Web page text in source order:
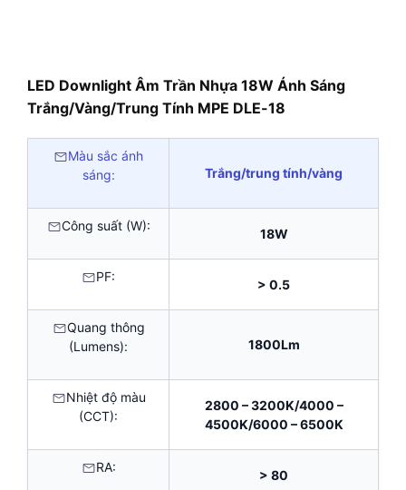
LED Downlight Âm Trần Nhựa 18W Ánh Sáng
Trắng/Vàng/Trung Tính MPE DLE-18
Màu sắc ánh
sáng:
Trắng/trung tính/vàng
Công suất (W):
18W
PF:
> 0.5
Quang thông
(Lumens):
1800Lm
Nhiệt độ màu
(CCT):
2800 – 3200K/4000 –
4500K/6000 – 6500K
RA:
> 80